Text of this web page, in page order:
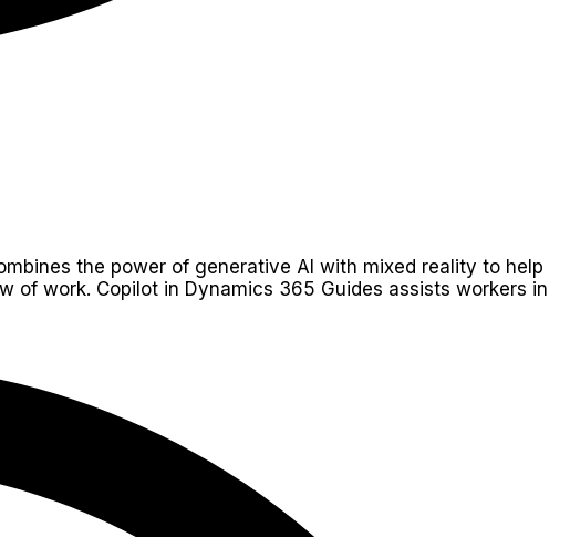
the power of generative AI with mixed reality to help
work. Copilot in Dynamics 365 Guides assists workers in